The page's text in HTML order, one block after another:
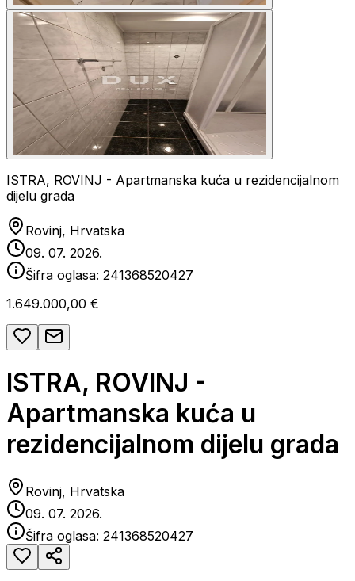
ISTRA, ROVINJ - Apartmanska kuća u rezidencijalnom
dijelu grada
Rovinj, Hrvatska
09. 07. 2026.
Šifra oglasa: 241368520427
1.649.000,00 €
ISTRA, ROVINJ -
Apartmanska kuća u
rezidencijalnom dijelu grada
Rovinj, Hrvatska
09. 07. 2026.
Šifra oglasa: 241368520427